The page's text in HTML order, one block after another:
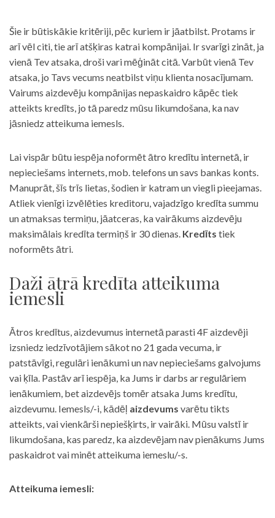
Šie ir būtiskākie kritēriji, pēc kuriem ir jāatbilst. Protams ir
arī vēl citi, tie arī atšķiras katrai kompānijai. Ir svarīgi zināt, ja
vienā Tev atsaka, droši vari mēģināt citā. Varbūt vienā Tev
atsaka, jo Tavs vecums neatbilst viņu klienta nosacījumam.
Vairums aizdevēju kompānijas nepaskaidro kāpēc tiek
atteikts kredīts, jo tā paredz mūsu likumdošana, ka nav
jāsniedz atteikuma iemesls.
Lai vispār būtu iespēja noformēt ātro kredītu internetā, ir
nepieciešams internets, mob. telefons un savs bankas konts.
Manuprāt, šīs trīs lietas, šodien ir katram un viegli pieejamas.
Atliek vienīgi izvēlēties kreditoru, vajadzīgo kredīta summu
un atmaksas termiņu, jāatceras, ka vairākums aizdevēju
maksimālais kredīta termiņš ir 30 dienas. Kredīts tiek
noformēts ātri.
Daži ātrā kredīta atteikuma
iemesli
Ātros kredītus, aizdevumus internetā parasti 4F aizdevēji
izsniedz iedzīvotājiem sākot no 21 gada vecuma, ir
patstāvīgi, regulāri ienākumi un nav nepieciešams galvojums
vai ķīla. Pastāv arī iespēja, ka Jums ir darbs ar regulāriem
ienākumiem, bet aizdevējs tomēr atsaka Jums kredītu,
aizdevumu. Iemesls/-i, kādēļ aizdevums varētu tikts
atteikts, vai vienkārši nepiešķirts, ir vairāki. Mūsu valstī ir
likumdošana, kas paredz, ka aizdevējam nav pienākums Jums
paskaidrot vai minēt atteikuma iemeslu/-s.
Atteikuma iemesli: